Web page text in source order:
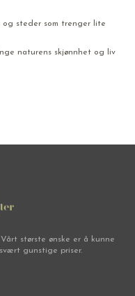
og steder som trenger lite
naturens skjønnhet og liv
største ønske er å kunne
gunstige priser.